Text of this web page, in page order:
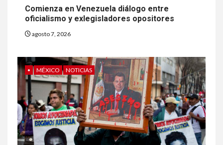
Comienza en Venezuela diálogo entre
oficialismo y exlegisladores opositores
agosto 7, 2026
• MÉXICO NOTICIAS